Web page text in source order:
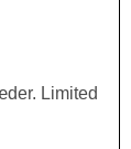
Limited